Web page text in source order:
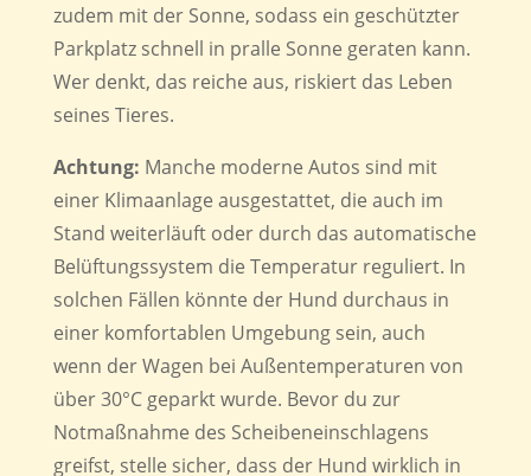
zudem mit der Sonne, sodass ein geschützter
Parkplatz schnell in pralle Sonne geraten kann.
Wer denkt, das reiche aus, riskiert das Leben
seines Tieres.
Achtung: Manche moderne Autos sind mit
einer Klimaanlage ausgestattet, die auch im
Stand weiterläuft oder durch das automatische
Belüftungssystem die Temperatur reguliert. In
solchen Fällen könnte der Hund durchaus in
einer komfortablen Umgebung sein, auch
wenn der Wagen bei Außentemperaturen von
über 30°C geparkt wurde. Bevor du zur
Notmaßnahme des Scheibeneinschlagens
greifst, stelle sicher, dass der Hund wirklich in